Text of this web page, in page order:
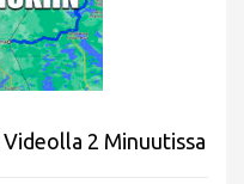
2 Minuutissa